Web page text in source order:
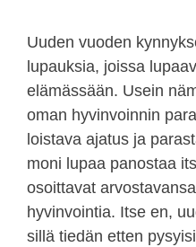
Uuden vuoden
lupauksia, joissa
elämässään. Usein
oman hyvinvoinnin
loistava ajatus ja
moni lupaa panostaa
osoittavat
hyvinvointia. Itse en,
sillä tiedän etten